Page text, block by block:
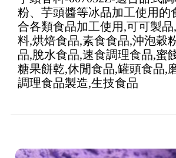
粉、芋頭醬等冰品加工使用的
合各類食品加工使用,可可製
料,烘焙食品,素食食品,沖泡穀
品,脫水食品,速食調理食品,蜜
糖果餅乾,休閒食品,罐頭食品,
調理食品製造,生技食品